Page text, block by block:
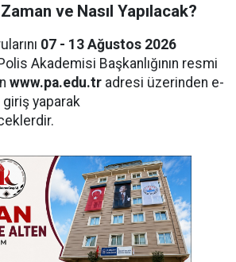
ve Nasıl Yapılacak?
07 - 13 Ağustos 2026
Akademisi Başkanlığının resmi
www.pa.edu.tr adresi üzerinden e-
yaparak